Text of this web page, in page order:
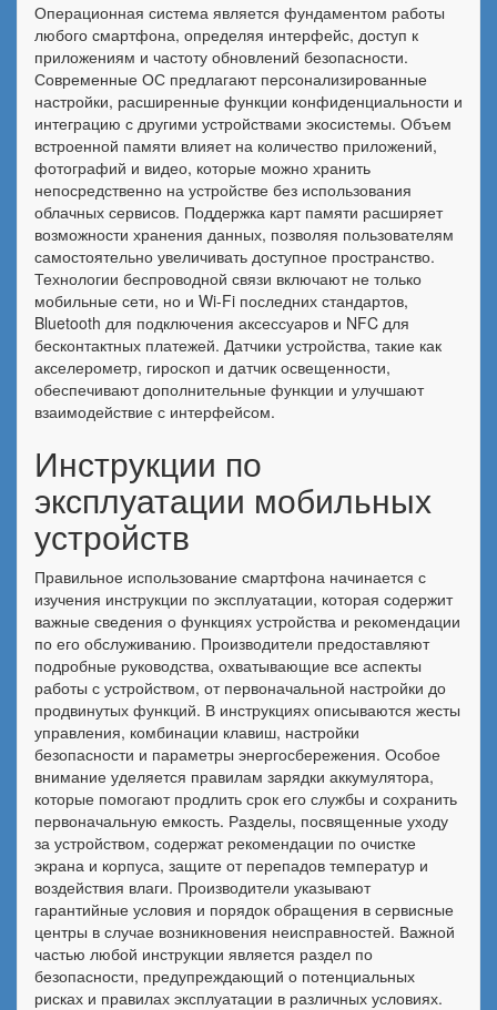
Операционная система является фундаментом работы
любого смартфона, определяя интерфейс, доступ к
приложениям и частоту обновлений безопасности.
Современные ОС предлагают персонализированные
настройки, расширенные функции конфиденциальности и
интеграцию с другими устройствами экосистемы. Объем
встроенной памяти влияет на количество приложений,
фотографий и видео, которые можно хранить
непосредственно на устройстве без использования
облачных сервисов. Поддержка карт памяти расширяет
возможности хранения данных, позволяя пользователям
самостоятельно увеличивать доступное пространство.
Технологии беспроводной связи включают не только
мобильные сети, но и Wi-Fi последних стандартов,
Bluetooth для подключения аксессуаров и NFC для
бесконтактных платежей. Датчики устройства, такие как
акселерометр, гироскоп и датчик освещенности,
обеспечивают дополнительные функции и улучшают
взаимодействие с интерфейсом.
Инструкции по
эксплуатации мобильных
устройств
Правильное использование смартфона начинается с
изучения инструкции по эксплуатации, которая содержит
важные сведения о функциях устройства и рекомендации
по его обслуживанию. Производители предоставляют
подробные руководства, охватывающие все аспекты
работы с устройством, от первоначальной настройки до
продвинутых функций. В инструкциях описываются жесты
управления, комбинации клавиш, настройки
безопасности и параметры энергосбережения. Особое
внимание уделяется правилам зарядки аккумулятора,
которые помогают продлить срок его службы и сохранить
первоначальную емкость. Разделы, посвященные уходу
за устройством, содержат рекомендации по очистке
экрана и корпуса, защите от перепадов температур и
воздействия влаги. Производители указывают
гарантийные условия и порядок обращения в сервисные
центры в случае возникновения неисправностей. Важной
частью любой инструкции является раздел по
безопасности, предупреждающий о потенциальных
рисках и правилах эксплуатации в различных условиях.